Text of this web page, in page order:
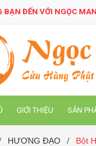
BẠN ĐẾN VỚI NGỌC
GIỚI THIỆU SẢN
HƯƠNG ĐẠO / Bột